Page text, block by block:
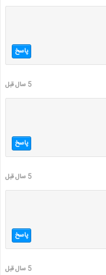
پاسخ
5 سال قبل
پاسخ
5 سال قبل
پاسخ
5 سال قبل